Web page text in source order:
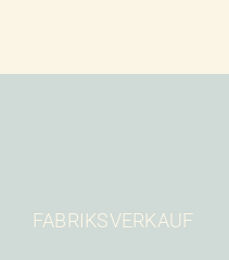
FABRIKSVERKAUF